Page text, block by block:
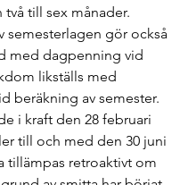
till sex månader.
semesterlagen gör också
med dagpenning vid
likställs med
beräkning av semester.
i kraft den 28 februari
till och med den 30 juni
tillämpas retroaktivt om